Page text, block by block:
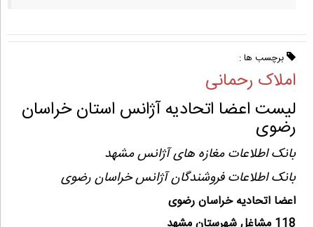
برچسب ها :
املاک رحمانی
لیست اعضا اتحادیه آژانس استان خراسان
رضوی
بانک اطلاعات مغازه های آژانس مشهد
بانک اطلاعات فروشندگان آژانس خراسان رضوی
اعضا اتحادیه خراسان رضوی